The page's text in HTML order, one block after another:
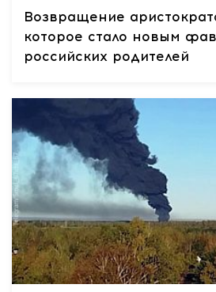
Возвращение
которое стало новым
российских родителей